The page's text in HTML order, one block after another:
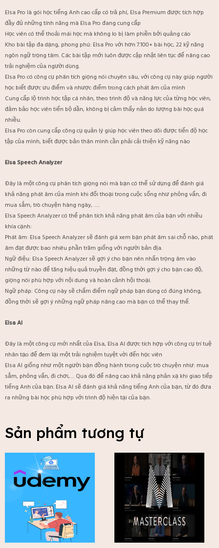
Elsa Pro là gói học tiếng Anh cao cấp có trả phí, Elsa Premium được tích hợp
đầy đủ những tính năng mà Elsa Pro đang cung cấp
Học viên có thể thoải mái học mà không lo bị làm phiền bởi quảng cáo
Kho bài tập đa dạng, phong phú: Elsa Pro với hơn 7.100+ bài học, 22 kỹ năng
ngôn ngữ trọng tâm. Các bài tập mới luôn được cập nhật liên tục để nâng cao
trải nghiệm của người dùng.
Elsa Pro có công cụ phân tích giọng nói chuyên sâu, với công cụ này giúp người
học biết được ưu điểm và nhược điểm trong cách phát âm của mình
Cung cấp lộ trình học tập cá nhân, theo trình độ và năng lực của từng học viên,
đảm bảo học viên tiến bộ dần, không bị cảm thấy nản do lượng bài học quá
nhiều.
Elsa Pro còn cung cấp công cụ quản lý giúp học viên theo dõi được tiến độ học
tập của mình, biết được bản thân mình cần phải cải thiện kỹ năng nào
Elsa Speech Analyzer
Đây là một công cụ phân tích giọng nói mà bạn có thể sử dụng để đánh giá
khả năng phát âm của mình khi đối thoại trong cuộc sống như phỏng vấn, đi
mua sắm, trò chuyện hàng ngày, ….
Elsa Speech Analyzer có thể phân tích khả năng phát âm của bạn với nhiều
khía cạnh:
Phát âm: Elsa Speech Analyzer sẽ đánh giá xem bạn phát âm sai chỗ nào, phát
âm đạt được bao nhiêu phần trăm giống với người bản địa.
Ngữ điệu: Elsa Speech Analyzer sẽ gợi ý cho bạn nên nhấn trọng âm vào
những từ nào để tăng hiệu quả truyền đạt, đồng thời gợi ý cho bạn cao độ,
giọng nói phù hợp với nội dung và hoàn cảnh hội thoại.
Ngữ pháp: Công cụ này sẽ chấm điểm ngữ pháp bạn dùng có đúng không,
đồng thời sẽ gợi ý những ngữ pháp nâng cao mà bạn có thể thay thế.
Elsa AI
Đây là một công cụ mới nhất của Elsa, Elsa AI được tích hợp với công cụ trí tuệ
nhân tạo để đem lại một trải nghiệm tuyệt vời đến học viên
Elsa AI giống như một người bạn đồng hành trong cuộc trò chuyện như: mua
sắm, phỏng vấn, đi chơi,… Qua đó để nâng cao khả năng phản xạ khi giao tiếp
tiếng Anh của bạn. Elsa AI sẽ đánh giá khả năng tiếng Anh của bạn, từ đó đưa
ra những bài học phù hợp với trình độ hiện tại của bạn.
Sản phẩm tương tự